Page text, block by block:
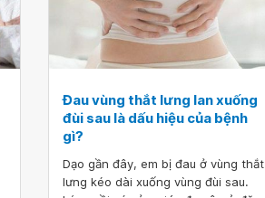
Đau vùng thắt lưng lan xuống
đùi sau là dấu hiệu của bệnh
gì?
Dạo gần đây, em bị đau ở vùng thắt
lưng kéo dài xuống vùng đùi sau.